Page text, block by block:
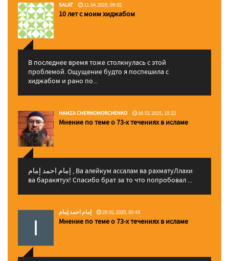
SALAT 11.04.2025, 09:02
10 лет с моим хиджабом
В последнее время тоже столкнулась с этой
проблемой. Ощущение будто я поспешила с
хиджабом и рано по...
HAMZA CHERNOMORCHENKO 30.01.2025, 15:22
Мнение по теме о 73-х течениях в исламе
إمام احمد إمام , Ва алейкум ассалам ва рахматуЛлахи
ва баракятух! Спасибо брат за то что попробовал ...
إمام احمد إمام 29.01.2025, 00:43
Мнение по теме о 73-х течениях в исламе